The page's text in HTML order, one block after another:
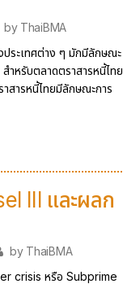
by ThaiBMA
ประเทศต่าง ๆ มักมีลักษณะ
ำหรับตลาดตราสารหนี้ไทย
สารหนี้ไทยมีลักษณะการ
III และผลก
by ThaiBMA
crisis หรือ Subprime